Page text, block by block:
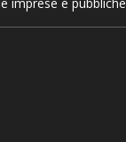
imprese e